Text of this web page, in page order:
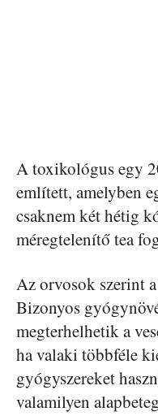
A toxikológus egy
említett, amelyben
csaknem két hétig
méregtelenítő tea
Az orvosok szerint
Bizonyos
megterhelhetik a
ha valaki többféle
gyógyszereket
valamilyen